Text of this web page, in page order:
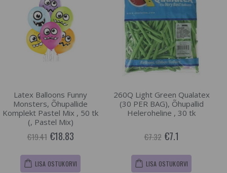
Latex Balloons Funny
Monsters, Õhupallide
Komplekt Pastel Mix , 50 tk
(, Pastel Mix)
€19.41 €18.83
LISA OSTUKORVI
260Q Light Green Qualatex
(30 PER BAG), Õhupallid
Heleroheline , 30 tk
€7.32 €7.1
LISA OSTUKORVI